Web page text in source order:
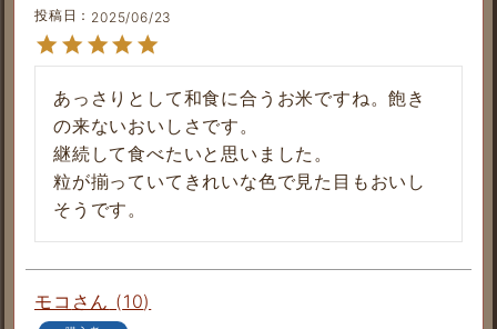
投稿日
2025/06/23
あっさりとして和食に合うお米ですね。飽き
の来ないおいしさです。
継続して食べたいと思いました。
粒が揃っていてきれいな色で見た目もおいし
そうです。
モコ 10